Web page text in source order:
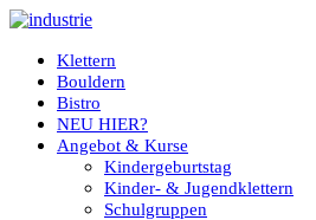
Klettern
Bouldern
Bistro
NEU HIER?
Angebot & Kurse
Kindergeburtstag
Kinder- & Jugendklettern
Schulgruppen